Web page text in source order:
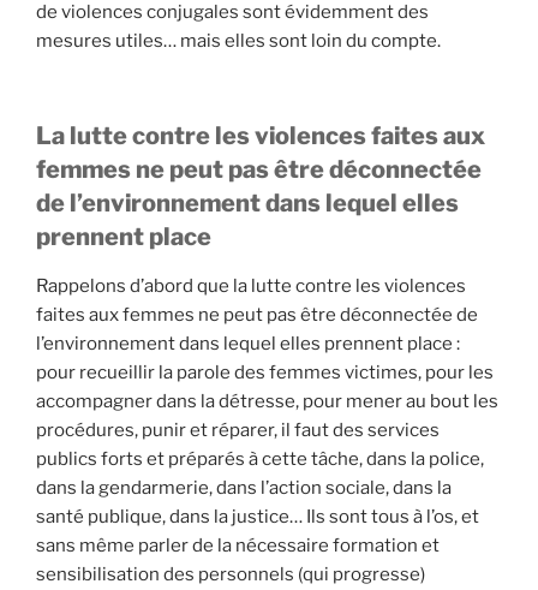
de violences conjugales sont évidemment des
mesures utiles… mais elles sont loin du compte.
La lutte contre les violences faites aux
femmes ne peut pas être déconnectée
de l’environnement dans lequel elles
prennent place
Rappelons d’abord que la lutte contre les violences
faites aux femmes ne peut pas être déconnectée de
l’environnement dans lequel elles prennent place :
pour recueillir la parole des femmes victimes, pour les
accompagner dans la détresse, pour mener au bout les
procédures, punir et réparer, il faut des services
publics forts et préparés à cette tâche, dans la police,
dans la gendarmerie, dans l’action sociale, dans la
santé publique, dans la justice… Ils sont tous à l’os, et
sans même parler de la nécessaire formation et
sensibilisation des personnels (qui progresse)